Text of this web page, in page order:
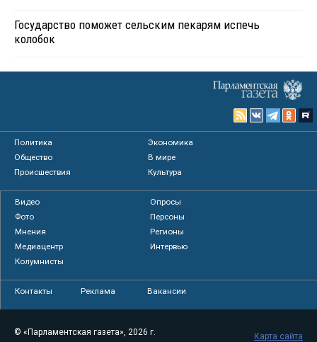
Государство поможет сельским пекарям испечь
колобок
Политика
Экономика
Общество
В мире
Происшествия
Культура
Видео
Опросы
Фото
Персоны
Мнения
Регионы
Медиацентр
Интервью
Колумнисты
Контакты Реклама Вакансии
© «Парламентская газета», 2026 г.
Карта сайта